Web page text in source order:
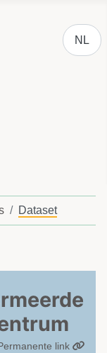
NL
Dataset
link